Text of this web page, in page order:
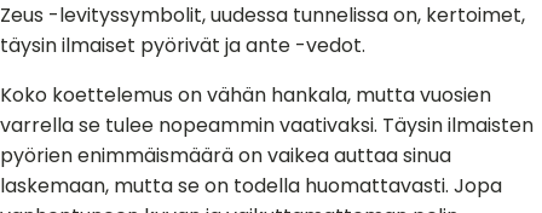
Zeus -levityssymbolit, uudessa tunnelissa on, kertoimet,
täysin ilmaiset pyörivät ja ante -vedot.
Koko koettelemus on vähän hankala, mutta vuosien
varrella se tulee nopeammin vaativaksi. Täysin ilmaisten
pyörien enimmäismäärä on vaikea auttaa sinua
laskemaan, mutta se on todella huomattavasti. Jopa